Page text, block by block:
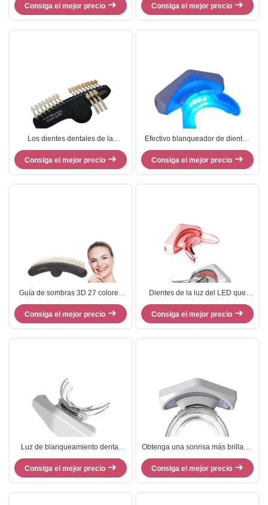
blanqueamiento de dientes
negros y luz azul fría 465nm-
Consiga el mejor precio
Dispositivo LED de
blanqueamiento de dientes
Consiga el mejor precio
Los dientes dentales de la
porcelana 3d de la clínica
sombrean la guía para los dientes
amarillos genéticos
Consiga el mejor precio
Efectivo blanqueador de dientes
LED personal a 35 ° C Dispositivo
LED inalámbrico para blanquear
los dientes
Consiga el mejor precio
Guía de sombras 3D 27 colores
Dientes blanqueadores Dientes
blanqueadores Guías de sombras
gráfico
Consiga el mejor precio
Dientes de la luz del LED que
blanquean el equipo de
protección dental de la belleza de
la máquina
Consiga el mejor precio
Luz de blanqueamiento dental
personal eficaz con LED azul
inalámbrico y recargable
Consiga el mejor precio
Obtenga una sonrisa más brillante
con la lámpara blanqueadora de
dientes luz LED luz azul fría luz
465nm-485nm
Consiga el mejor precio